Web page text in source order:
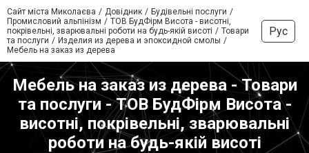
Сайт міста Миколаєва Довідник
Будівельні послуги
Промисловий альпінізм
ТОВ БудФірм Висота - висотні,
покрівельні, зварювальні роботи на будь-якій висоті
Товари
та послуги
Изделия из дерева и эпоксидной смолы
Мебель на заказ из дерева
Рус
Мебель на заказ из дерева - Товари
та послуги - ТОВ БудФірм Висота -
висотні, покрівельні, зварювальні
роботи на будь-якій висоті